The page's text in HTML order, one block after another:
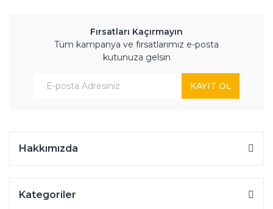
Fırsatları Kaçırmayın
Tüm kampanya ve fırsatlarımız e-posta
kutunuza gelsin
KAYIT OL
Hakkımızda
Kategoriler